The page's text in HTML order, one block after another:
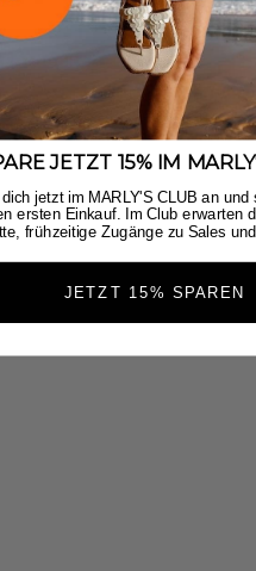
Entdecken
JETZT 15% IM
jetzt im MARLY'S CLUB an und
ersten Einkauf. Im Club erwarten
frühzeitige Zugänge zu Sales
JETZT 15% SPAREN